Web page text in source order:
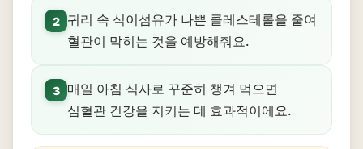
2
귀리 속 식이섬유가 나쁜 콜레스테롤을 줄여
혈관이 막히는 것을 예방해줘요.
3
매일 아침 식사로 꾸준히 챙겨 먹으면
심혈관 건강을 지키는 데 효과적이에요.